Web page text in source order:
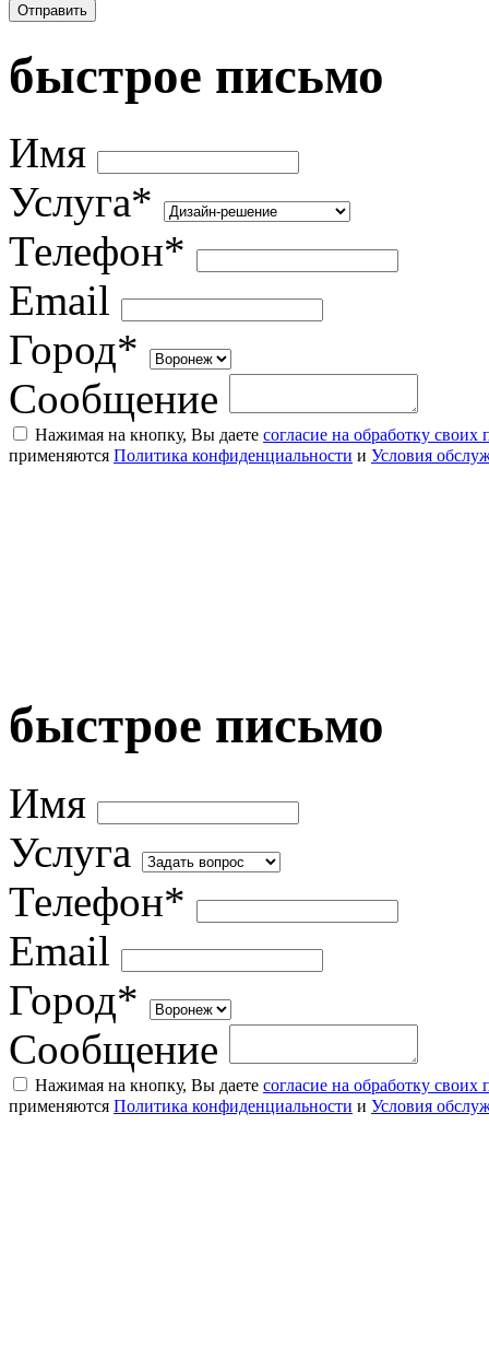
Отправить
быстрое письмо
Имя
Услуга*
Телефон*
Email
Город*
Сообщение
Нажимая на кнопку, Вы даете согласие на обработку
применяются Политика конфиденциальности и Условия
быстрое письмо
Имя
Услуга
Телефон*
Email
Город*
Сообщение
Нажимая на кнопку, Вы даете согласие на обработку
применяются Политика конфиденциальности и Условия